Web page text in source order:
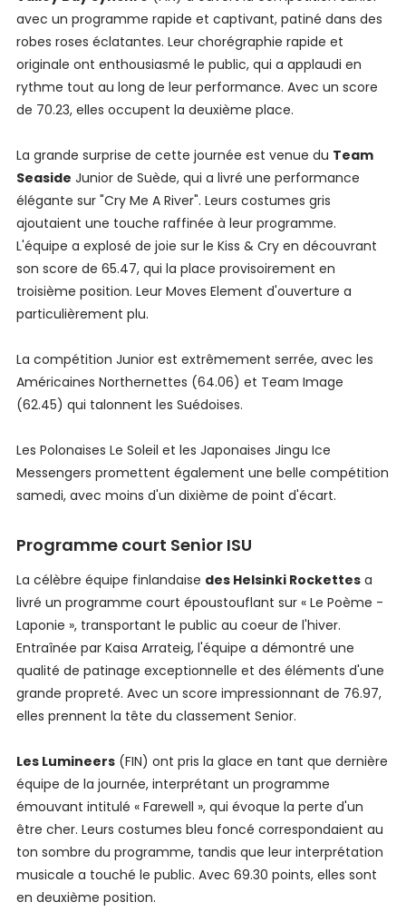
avec un programme rapide et captivant, patiné dans des
robes roses éclatantes. Leur chorégraphie rapide et
originale ont enthousiasmé le public, qui a applaudi en
rythme tout au long de leur performance. Avec un score
de 70.23, elles occupent la deuxième place.
La grande surprise de cette journée est venue du Team
Seaside Junior de Suède, qui a livré une performance
élégante sur "Cry Me A River". Leurs costumes gris
ajoutaient une touche raffinée à leur programme.
L'équipe a explosé de joie sur le Kiss & Cry en découvrant
son score de 65.47, qui la place provisoirement en
troisième position. Leur Moves Element d'ouverture a
particulièrement plu.
La compétition Junior est extrêmement serrée, avec les
Américaines Northernettes (64.06) et Team Image
(62.45) qui talonnent les Suédoises.
Les Polonaises Le Soleil et les Japonaises Jingu Ice
Messengers promettent également une belle compétition
samedi, avec moins d'un dixième de point d'écart.
Programme court Senior ISU
La célèbre équipe finlandaise des Helsinki Rockettesa
livré un programme court époustouflant sur « Le Poème -
Laponie », transportant le public au coeur de l'hiver.
Entraînée par Kaisa Arrateig, l'équipe a démontré une
qualité de patinage exceptionnelle et des éléments d'une
grande propreté. Avec un score impressionnant de 76.97,
elles prennent la tête du classement Senior.
Les Lumineers(FIN) ont pris la glace en tant que dernière
équipe de la journée, interprétant un programme
émouvant intitulé « Farewell », qui évoque la perte d'un
être cher. Leurs costumes bleu foncé correspondaient au
ton sombre du programme, tandis que leur interprétation
musicale a touché le public. Avec 69.30 points, elles sont
en deuxième position.